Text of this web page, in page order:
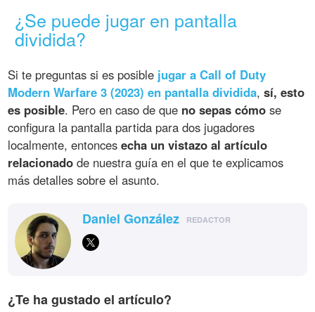
¿Se puede jugar en pantalla
dividida?
Si te preguntas si es posible jugar a Call of Duty
Modern Warfare 3 (2023) en pantalla dividida,sí, esto
es posible. Pero en caso de que no sepas cómo se
configura la pantalla partida para dos jugadores
localmente, entoncesecha un vistazo al artículo
relacionado de nuestra guía en el que te explicamos
más detalles sobre el asunto.
Daniel González REDACTOR
¿Te ha gustado el artículo?